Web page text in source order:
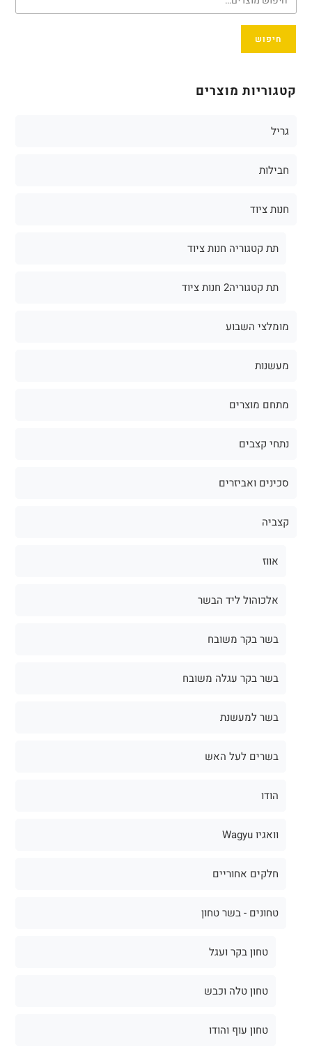
חיפוש
קטגוריות מוצרים
גריל
חבילות
חנות ציוד
תת קטגוריה חנות ציוד
תת קטגוריה2 חנות ציוד
מומלצי השבוע
מעשנות
מתחם מוצרים
נתחי קצבים
סכינים ואביזרים
קצביה
אווז
אלכוהול ליד הבשר
בשר בקר משובח
בשר בקר עגלה משובח
בשר למעשנת
בשרים לעל האש
הודו
וואגיו Wagyu
חלקים אחוריים
טחונים - בשר טחון
טחון בקר ועגל
טחון טלה וכבש
טחון עוף והודו